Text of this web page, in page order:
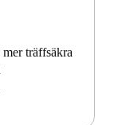
träffsäkra